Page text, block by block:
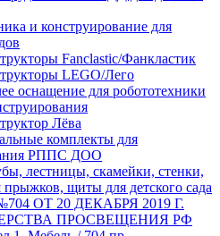
и конструирование для
Fanclastic/Фанкластик
LEGO/Лего
оснащение для робототехники
Лёва
комплекты для
РППС ДОО
лестницы, скамейки, стенки,
прыжков, щиты для детского сада
ОТ 20 ДЕКАБРЯ 2019 Г.
ПРОСВЕЩЕНИЯ РФ